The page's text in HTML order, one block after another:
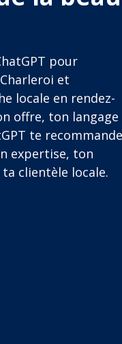
pour
et
locale en rendez-
offre, ton langage
te recommande
expertise, ton
clientèle locale.